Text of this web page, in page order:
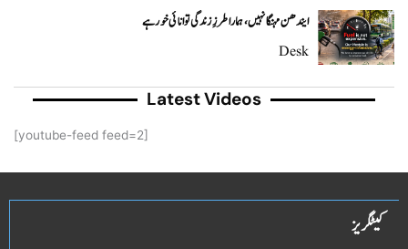
ایندھن مہنگا نہیں، ہمارا طرزِ زندگی توانائی خور ہے
Desk
Latest Videos
[youtube-feed feed=2]
کیٹگریز